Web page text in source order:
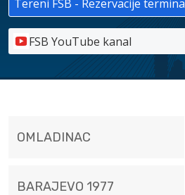
Tereni FSB - Rezervacije termina
FSB YouTube kanal
OMLADINAC
BARAJEVO 1977